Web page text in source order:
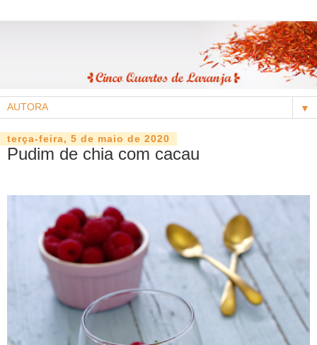
▼
terça-feira, 5 de maio de 2020
Pudim de chia com cacau